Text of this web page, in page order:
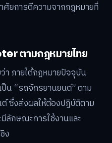
ยการตีความจากกฎหมายที่
ตามกฎหมายไทย
า ภายใต้กฎหมายปัจจุบัน
น “รถจักรยานยนต์” ตาม
ซึ่งส่งผลให้ต้องปฏิบัติตาม
ลักษณะการใช้งานและ
ง